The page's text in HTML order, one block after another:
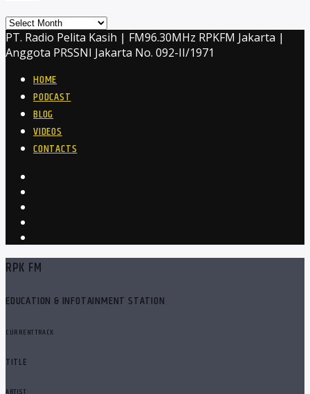
Archives
PT. Radio Pelita Kasih | FM96.30MHz RPKFM Jakarta |
Anggota PRSSNI Jakarta No. 092-II/1971
HOME
PODCAST
BLOG
VIDEOS
CONTACTS
RPK FM
EDUCATION & INFOTAINMENT STATION
CURRENT TRACK
TITLE
ARTIST